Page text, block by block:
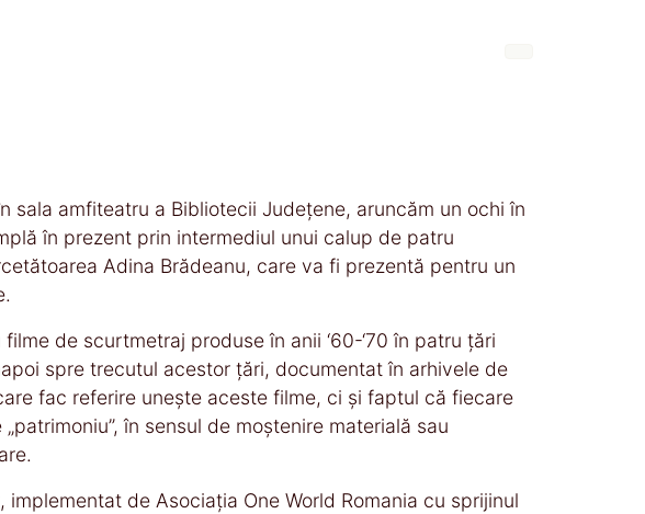
sala amfiteatru a Bibliotecii Județene, aruncăm un ochi în
în prezent prin intermediul unui calup de patru
Adina Brădeanu, care va fi prezentă pentru un
de scurtmetraj produse în anii ‘60-‘70 în patru țări
spre trecutul acestor țări, documentat în arhivele de
fac referire unește aceste filme, ci și faptul că fiecare
în sensul de moștenire materială sau
de Asociația One World Romania cu sprijinul